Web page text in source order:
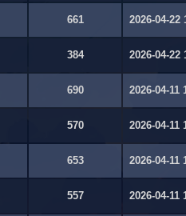
661 2026-04-22
384 2026-04-22
690 2026-04-11
570 2026-04-11
653 2026-04-11
557 2026-04-11